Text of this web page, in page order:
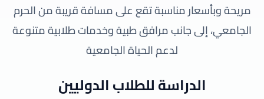
مريحة وبأسعار مناسبة تقع على مسافة قريبة من الحرم
الجامعي، إلى جانب مرافق طبية وخدمات طلابية متنوعة
لدعم الحياة الجامعية
الدراسة للطلاب الدوليين